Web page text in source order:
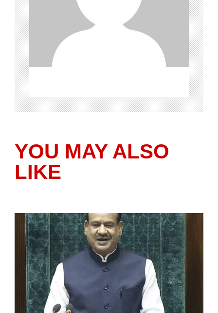
YOU MAY ALSO
LIKE